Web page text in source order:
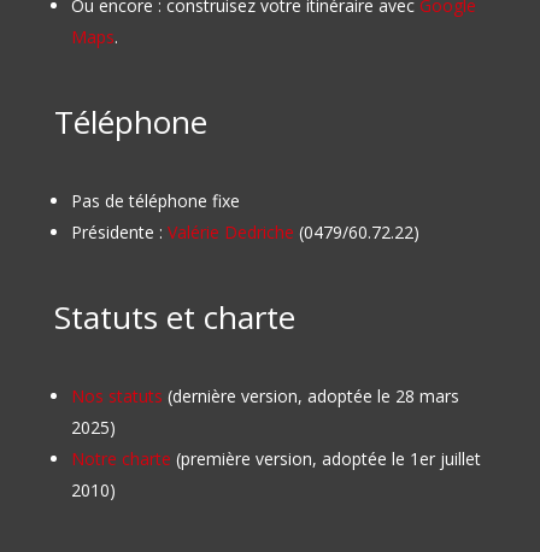
Ou encore : construisez votre itinéraire avec Google
Maps.
Téléphone
Pas de téléphone fixe
Présidente : Valérie Dedriche (0479/60.72.22)
Statuts et charte
Nos statuts (dernière version, adoptée le 28 mars
2025)
Notre charte (première version, adoptée le 1er juillet
2010)